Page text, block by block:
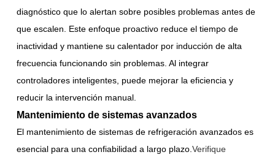
diagnóstico que lo alertan sobre posibles problemas antes de
que escalen. Este enfoque proactivo reduce el tiempo de
inactividad y mantiene su calentador por inducción de alta
frecuencia funcionando sin problemas. Al integrar
controladores inteligentes, puede mejorar la eficiencia y
reducir la intervención manual.
Mantenimiento de sistemas avanzados
El mantenimiento de sistemas de refrigeración avanzados es
esencial para una confiabilidad a largo plazo.Verifique